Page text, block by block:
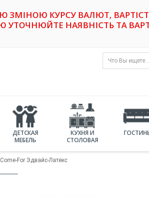
ЗМІНОЮ КУРСУ ВАЛЮТ,
УТОЧНЮЙТЕ НАЯВНІСТЬ ТА
ДЕТСКАЯ
МЕБЕЛЬ
КУХНЯ И
СТОЛОВАЯ
For Эдвайс-Латекс